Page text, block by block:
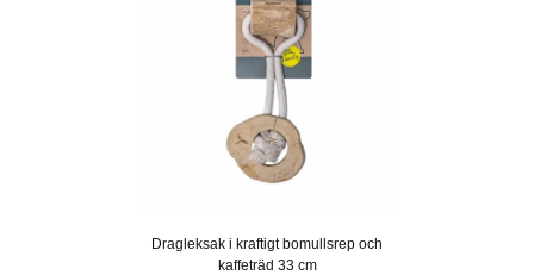
Dragleksak i kraftigt bomullsrep och
kaffeträd 33 cm